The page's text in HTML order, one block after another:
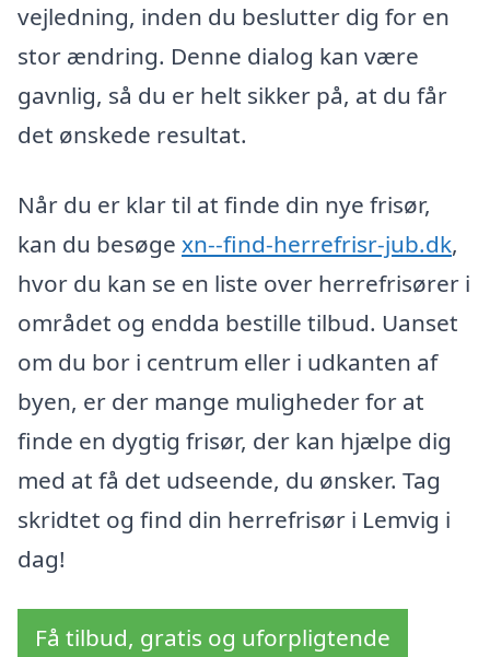
vejledning, inden du beslutter dig for en
stor ændring. Denne dialog kan være
gavnlig, så du er helt sikker på, at du får
det ønskede resultat.
Når du er klar til at finde din nye frisør,
kan du besøge xn--find-herrefrisr-jub.dk,
hvor du kan se en liste over herrefrisører i
området og endda bestille tilbud. Uanset
om du bor i centrum eller i udkanten af
byen, er der mange muligheder for at
finde en dygtig frisør, der kan hjælpe dig
med at få det udseende, du ønsker. Tag
skridtet og find din herrefrisør i Lemvig i
dag!
Få tilbud, gratis og uforpligtende